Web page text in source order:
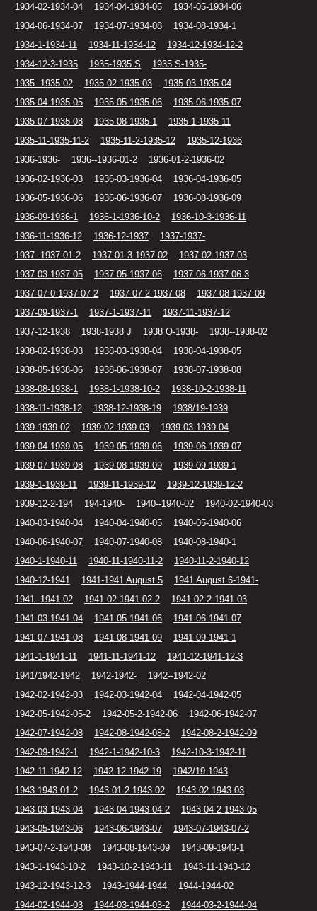
1934-02-1934-04
1934-04-1934-05
1934-05-1934-06
1934-06-1934-07
1934-07-1934-08
1934-08-1934-1
1934-1-1934-11
1934-11-1934-12
1934-12-1934-12-2
1934-12-3-1935
1935-1935 S
1935 S-1935-
1935--1935-02
1935-02-1935-03
1935-03-1935-04
1935-04-1935-05
1935-05-1935-06
1935-06-1935-07
1935-07-1935-08
1935-08-1935-1
1935-1-1935-11
1935-11-1935-11-2
1935-11-2-1935-12
1935-12-1936
1936-1936-
1936--1936-01-2
1936-01-2-1936-02
1936-02-1936-03
1936-03-1936-04
1936-04-1936-05
1936-05-1936-06
1936-06-1936-07
1936-08-1936-09
1936-09-1936-1
1936-1-1936-10-2
1936-10-3-1936-11
1936-11-1936-12
1936-12-1937
1937-1937-
1937--1937-01-2
1937-01-3-1937-02
1937-02-1937-03
1937-03-1937-05
1937-05-1937-06
1937-06-1937-06-3
1937-07-0-1937-07-2
1937-07-2-1937-08
1937-08-1937-09
1937-09-1937-1
1937-1-1937-11
1937-11-1937-12
1937-12-1938
1938-1938 J 1938 O-1938-
1938--1938-02
1938-02-1938-03
1938-03-1938-04
1938-04-1938-05
1938-05-1938-06
1938-06-1938-07
1938-07-1938-08
1938-08-1938-1
1938-1-1938-10-2
1938-10-2-1938-11
1938-11-1938-12
1938-12-1938-19
1938/19-1939
1939-1939-02
1939-02-1939-03
1939-03-1939-04
1939-04-1939-05
1939-05-1939-06
1939-06-1939-07
1939-07-1939-08
1939-08-1939-09
1939-09-1939-1
1939-1-1939-11
1939-11-1939-12
1939-12-1939-12-2
1939-12-2-194
194-1940- 1940--1940-02
1940-02-1940-03
1940-03-1940-04
1940-04-1940-05
1940-05-1940-06
1940-06-1940-07
1940-07-1940-08
1940-08-1940-1
1940-1-1940-11
1940-11-1940-11-2
1940-11-2-1940-12
1940-12-1941
1941-1941 August 5
1941 August 6-1941-
1941--1941-02
1941-02-1941-02-2
1941-02-2-1941-03
1941-03-1941-04
1941-05-1941-06
1941-06-1941-07
1941-07-1941-08
1941-08-1941-09
1941-09-1941-1
1941-1-1941-11
1941-11-1941-12
1941-12-1941-12-3
1941/1942-1942
1942-1942-
1942--1942-02
1942-02-1942-03
1942-03-1942-04
1942-04-1942-05
1942-05-1942-05-2
1942-05-2-1942-06
1942-06-1942-07
1942-07-1942-08
1942-08-1942-08-2
1942-08-2-1942-09
1942-09-1942-1
1942-1-1942-10-3
1942-10-3-1942-11
1942-11-1942-12
1942-12-1942-19
1942/19-1943
1943-1943-01-2
1943-01-2-1943-02
1943-02-1943-03
1943-03-1943-04
1943-04-1943-04-2
1943-04-2-1943-05
1943-05-1943-06
1943-06-1943-07
1943-07-1943-07-2
1943-07-2-1943-08
1943-08-1943-09
1943-09-1943-1
1943-1-1943-10-2
1943-10-2-1943-11
1943-11-1943-12
1943-12-1943-12-3
1943-1944-1944
1944-1944-02
1944-02-1944-03
1944-03-1944-03-2
1944-03-2-1944-04